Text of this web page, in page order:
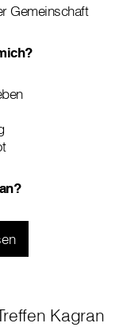
Gemeinschaft
Kagran